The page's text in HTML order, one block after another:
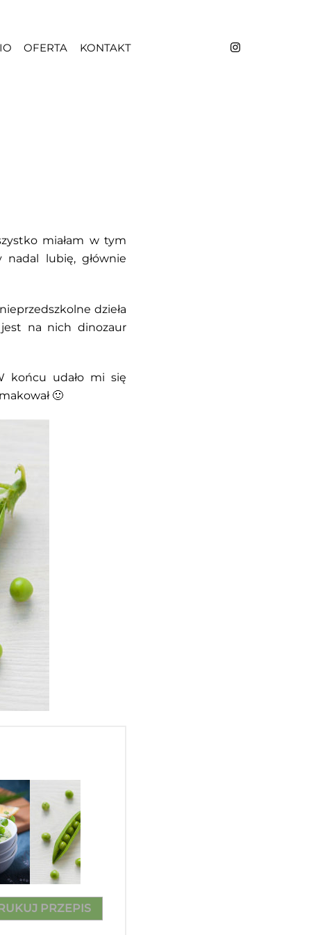
OFERTA KONTAKT
miałam w tym
nadal lubię, głównie
dzieła
na nich dinozaur
końcu udało mi się
🙂
PRZEPIS